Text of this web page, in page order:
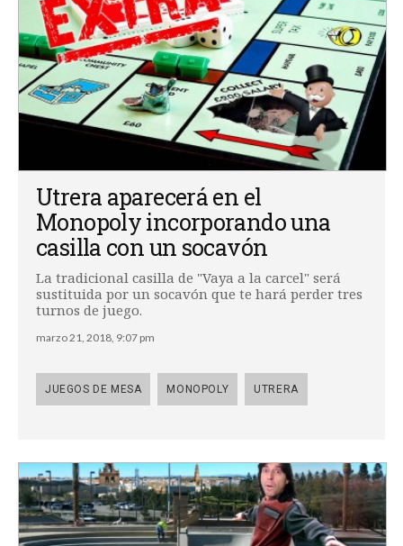
Utrera aparecerá en el
Monopoly incorporando una
casilla con un socavón
La tradicional casilla de "Vaya a la carcel" será
sustituida por un socavón que te hará perder tres
turnos de juego.
marzo 21, 2018, 9:07 pm
JUEGOS DE MESA MONOPOLY UTRERA